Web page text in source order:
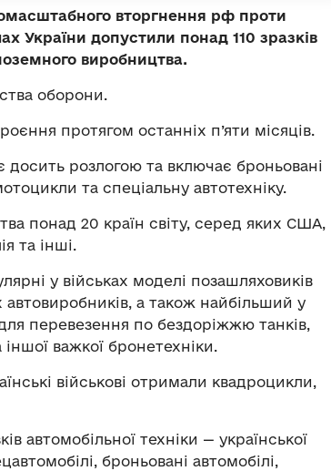
вторгнення рф проти
України допустили понад 110 зразків
виробництва.
оборони.
протягом останніх п’яти місяців.
досить розлогою та включає броньовані
та спеціальну автотехніку.
понад 20 країн світу, серед яких США,
та інші.
у військах моделі позашляховиків
а також найбільший у
перевезення по бездоріжжю танків,
важкої бронетехніки.
військові отримали квадроцикли,
автомобільної техніки — української
броньовані автомобілі,